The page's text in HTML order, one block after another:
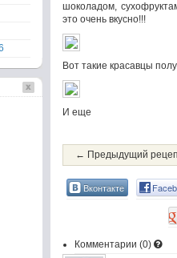
шоколадом,
это очень вкусно!!!
Вот такие красавцы
И еще
← Предыдущий
Вконтакте
Комментарии (0)